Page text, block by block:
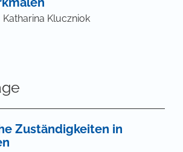
Kluczniok
Zuständigkeiten in